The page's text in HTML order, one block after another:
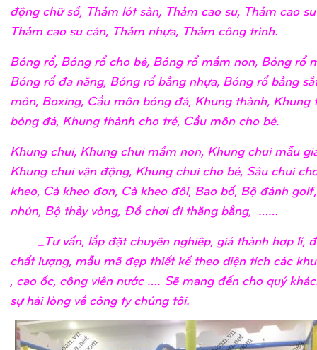
động chữ số, Thảm lót sàn, Thảm cao su, Thảm cao
Thảm cao su cán, Thảm nhựa, Thảm công trình.
Bóng rổ, Bóng rổ cho bé, Bóng rổ mầm non, Bóng rổ
Bóng rổ đa năng, Bóng rổ bằng nhựa, Bóng rổ bằng
môn, Boxing, Cầu môn bóng đá, Khung thành, Khung
bóng đá, Khung thành cho trẻ, Cầu môn cho bé.
Khung chui, Khung chui mầm non, Khung chui mẫu
Khung chui vận động, Khung chui cho bé, Sâu chui
kheo, Cà kheo đơn, Cà kheo đôi, Bao bố, Bộ đánh
nhún, Bộ thảy vòng, Đồ chơi đi thăng bằng, ……
_Tư vấn, lắp đặt chuyên nghiệp, giá thành hợp lí,
chất lượng, mẫu mã đẹp thiết kế theo diện tích các
, cao ốc, công viên nước …. Sẽ mang đến cho quý
sự hài lòng về công ty chúng tôi.